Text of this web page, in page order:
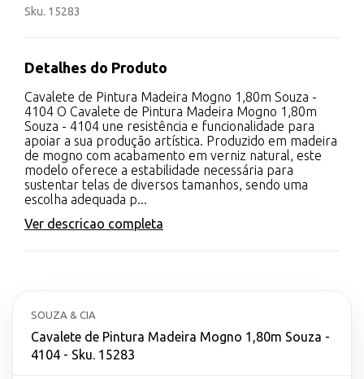
Sku. 15283
Detalhes do Produto
Cavalete de Pintura Madeira Mogno 1,80m Souza -
4104 O Cavalete de Pintura Madeira Mogno 1,80m
Souza - 4104 une resistência e funcionalidade para
apoiar a sua produção artística. Produzido em madeira
de mogno com acabamento em verniz natural, este
modelo oferece a estabilidade necessária para
sustentar telas de diversos tamanhos, sendo uma
escolha adequada p...
Ver descricao completa
SOUZA & CIA
Cavalete de Pintura Madeira Mogno 1,80m Souza -
4104 - Sku. 15283